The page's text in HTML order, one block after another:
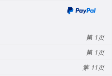
1
1
11